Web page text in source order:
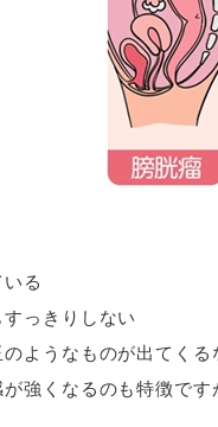
る
すっきりしない
のようなものが出てく
強くなるのも特徴です